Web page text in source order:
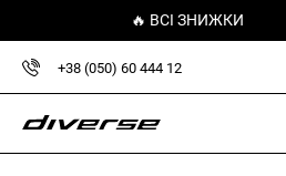
🔥 ВСІ ЗНИЖКИ
+38 (050) 60 444 12